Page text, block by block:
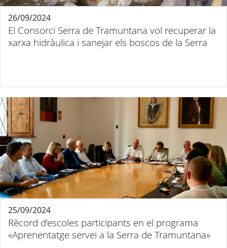
El Consorci Serra de Tramuntana vol recuperar la
xarxa hidràulica i sanejar els boscos de la Serra
26/09/2024
Rècord d’escoles participants en el programa
«Aprenentatge servei a la Serra de Tramuntana»
25/09/2024